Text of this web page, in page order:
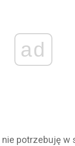
ad
nie potrzebuję w